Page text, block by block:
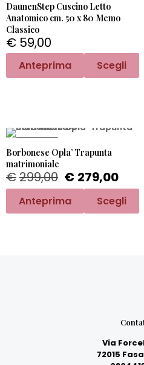
DaunenStep Cuscino Letto
Anatomico cm. 50 x 80 Memo
Classico
€ 59,00
Anteprima Scegli
Borbonese Opla’ Trapunta
matrimoniale
€299,00 € 279,00
Anteprima Scegli
Via
72015